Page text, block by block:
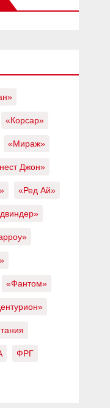
«Корсар»
«Мираж»
Джон»
«Ред Ай»
«Фантом»
ФРГ